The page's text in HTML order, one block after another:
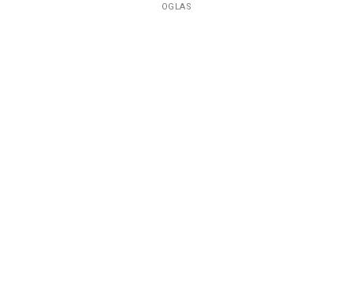
OGLAS